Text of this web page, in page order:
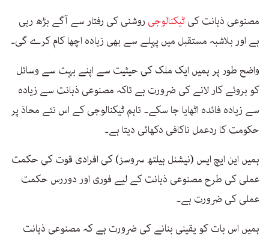
مصنوعی ذہانت کیٹیکنالوجی روشنی کی رفتار سے آگے بڑھ رہی
ہے اور بلاشبہ مستقبل میں پہلے سے بھی زیادہ اچھا کام کرے گی۔
واضح طور پر ہمیں ایک ملک کی حیثیت سے اپنے بہت سے وسائل
کو بروئے کار لانے کی ضرورت ہے تاکہ مصنوعی ذہانت سے زیادہ
سے زیادہ فائدہ اٹھایا جا سکے۔ تاہم ٹیکنالوجی کے اس نئے محاذ پر
حکومت کا ردعمل ناکافی دکھائی دیتا ہے۔
ہمیں این ایچ ایس (نیشنل ہیلتھ سروسز) کی افرادی قوت کی حکمت
عملی کی طرح مصنوعی ذہانت کے لیے فوری اور دوررس حکمت
عملی کی ضرورت ہے۔
ہمیں اس بات کو یقینی بنانے کی ضرورت ہے کہ مصنوعی ذہانت